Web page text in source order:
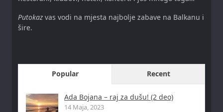
Putokaz vas vodi na mjesta najbolje zabave na Balkanu i
šire.
Popular Recent
Ada Bojana – raj za dušu! (2 deo)
14 Maja, 2023